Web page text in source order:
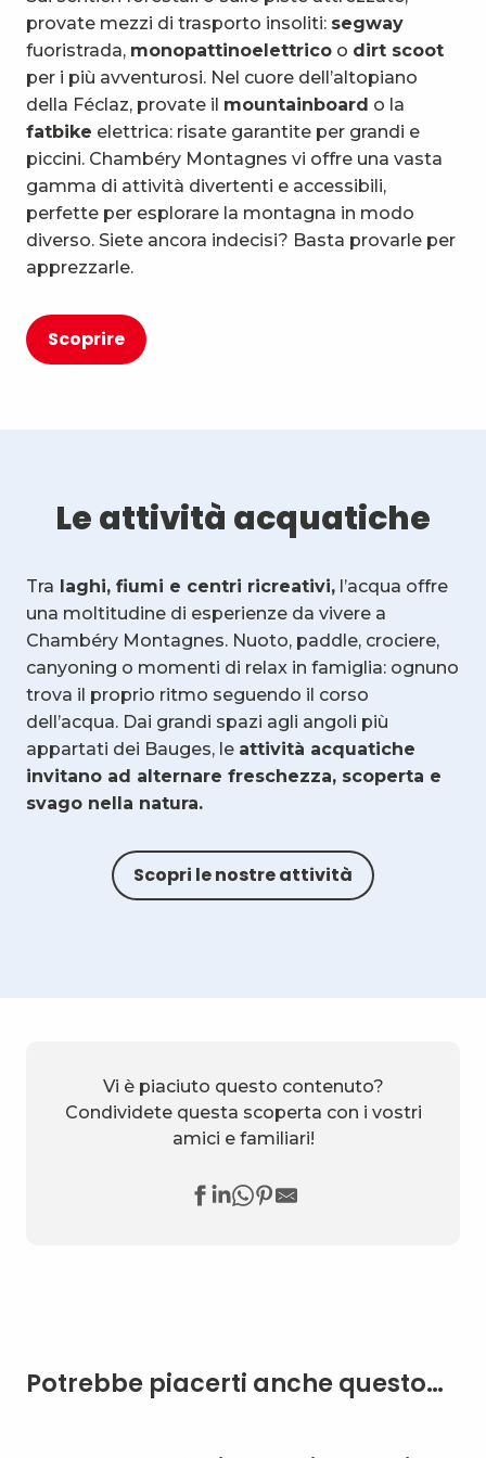
provate mezzi di trasporto insoliti: segway
fuoristrada, monopattinoelettrico o dirt scoot
per i più avventurosi. Nel cuore dell’altopiano
della Féclaz, provate il mountainboard o la
fatbike elettrica: risate garantite per grandi e
piccini. Chambéry Montagnes vi offre una vasta
gamma di attività divertenti e accessibili,
perfette per esplorare la montagna in modo
diverso. Siete ancora indecisi? Basta provarle per
apprezzarle.
Scoprire
Le attività acquatiche
Tra laghi, fiumi e centri ricreativi, l’acqua offre
una moltitudine di esperienze da vivere a
Chambéry Montagnes. Nuoto, paddle, crociere,
canyoning o momenti di relax in famiglia: ognuno
trova il proprio ritmo seguendo il corso
dell’acqua. Dai grandi spazi agli angoli più
appartati dei Bauges, le attività acquatiche
invitano ad alternare freschezza, scoperta e
svago nella natura.
Scopri le nostre attività
Vi è piaciuto questo contenuto?
Condividete questa scoperta con i vostri
amici e familiari!
Potrebbe piacerti anche questo…